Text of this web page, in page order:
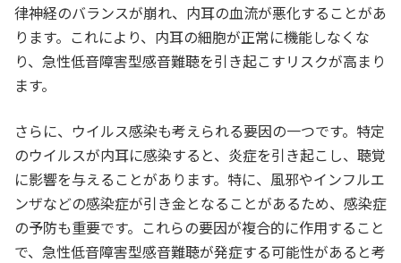
律神経のバランスが崩れ、内耳の血流が悪化することがあ
ります。これにより、内耳の細胞が正常に機能しなくな
り、急性低音障害型感音難聴を引き起こすリスクが高まり
ます。
さらに、ウイルス感染も考えられる要因の一つです。特定
のウイルスが内耳に感染すると、炎症を引き起こし、聴覚
に影響を与えることがあります。特に、風邪やインフルエ
ンザなどの感染症が引き金となることがあるため、感染症
の予防も重要です。これらの要因が複合的に作用すること
で、急性低音障害型感音難聴が発症する可能性があると考